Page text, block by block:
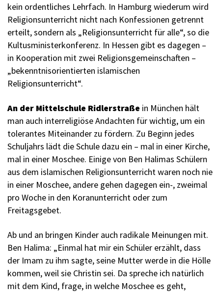
kein ordentliches Lehrfach. In Hamburg wiederum wird
Religionsunterricht nicht nach Konfessionen getrennt
erteilt, sondern als „Religionsunterricht für alle“, so die
Kultusministerkonferenz. In Hessen gibt es dagegen –
in Kooperation mit zwei Religionsgemeinschaften –
„bekenntnisorientierten islamischen
Religionsunterricht“.
An der Mittelschule Ridlerstraße in München hält
man auch interreligiöse Andachten für wichtig, um ein
tolerantes Miteinander zu fördern. Zu Beginn jedes
Schuljahrs lädt die Schule dazu ein – mal in einer Kirche,
mal in einer Moschee. Einige von Ben Halimas Schülern
aus dem islamischen Religionsunterricht waren noch nie
in einer Moschee, andere gehen dagegen ein-, zweimal
pro Woche in den Koranunterricht oder zum
Freitagsgebet.
Ab und an bringen Kinder auch radikale Meinungen mit.
Ben Halima: „Einmal hat mir ein Schüler erzählt, dass
der Imam zu ihm sagte, seine Mutter werde in die Hölle
kommen, weil sie Christin sei. Da spreche ich natürlich
mit dem Kind, frage, in welche Moschee es geht,